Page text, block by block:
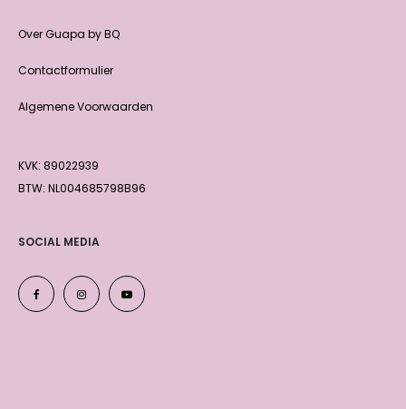
Over Guapa by BQ
Contactformulier
Algemene Voorwaarden
KVK: 89022939
BTW: NL004685798B96
SOCIAL MEDIA